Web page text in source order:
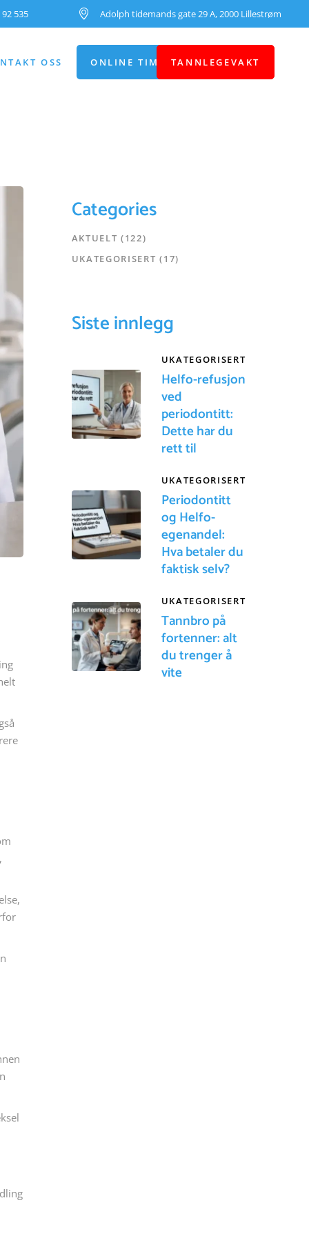
535 Adolph tidemands gate 29 A, 2000 Lillestrøm
OSS ONLINE TIMEBESTILLING
TANNLEGEVAKT
Categories
AKTUELT (122)
UKATEGORISERT (17)
Siste innlegg
UKATEGORISERT
Helfo-refusjon
ved
periodontitt:
Dette har du
rett til
UKATEGORISERT
Periodontitt
og Helfo-
egenandel:
Hva betaler du
faktisk selv?
UKATEGORISERT
Tannbro på
fortenner: alt
du trenger å
vite